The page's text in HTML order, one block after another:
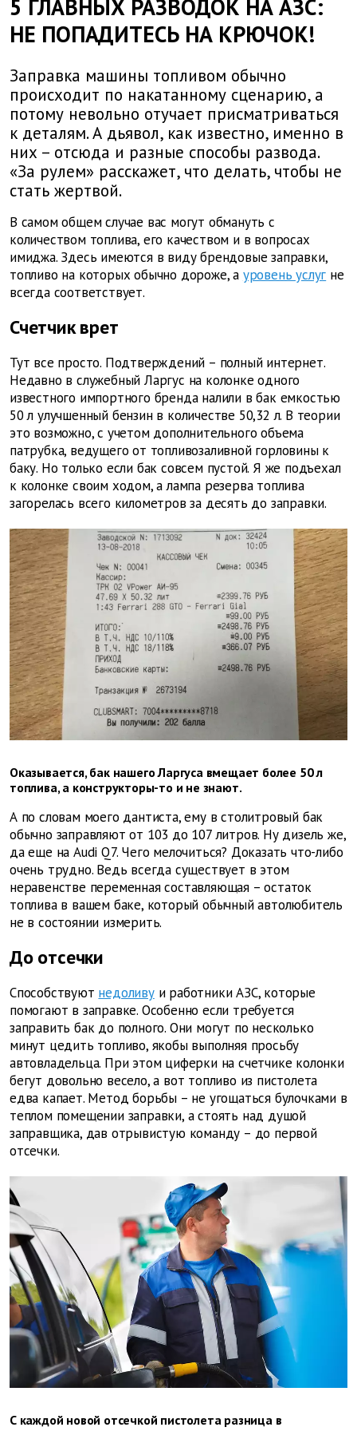
5 ГЛАВНЫХ РАЗВОДОК НА АЗС:
НЕ ПОПАДИТЕСЬ НА КРЮЧОК!
Заправка машины топливом обычно
происходит по накатанному сценарию, а
потому невольно отучает присматриваться
к деталям. А дьявол, как известно, именно в
них – отсюда и разные способы развода.
«За рулем» расскажет, что делать, чтобы не
стать жертвой.
В самом общем случае вас могут обмануть с
количеством топлива, его качеством и в вопросах
имиджа. Здесь имеются в виду брендовые заправки,
топливо на которых обычно дороже, а уровень услуг не
всегда соответствует.
Счетчик врет
Тут все просто. Подтверждений – полный интернет.
Недавно в служебный Ларгус на колонке одного
известного импортного бренда налили в бак емкостью
50 л улучшенный бензин в количестве 50,32 л. В теории
это возможно, с учетом дополнительного объема
патрубка, ведущего от топливозаливной горловины к
баку. Но только если бак совсем пустой. Я же подъехал
к колонке своим ходом, а лампа резерва топлива
загорелась всего километров за десять до заправки.
Оказывается, бак нашего Ларгуса вмещает более 50 л
топлива, а конструкторы-то и не знают.
А по словам моего дантиста, ему в столитровый бак
обычно заправляют от 103 до 107 литров. Ну дизель же,
да еще на Audi Q7. Чего мелочиться? Доказать что-либо
очень трудно. Ведь всегда существует в этом
неравенстве переменная составляющая – остаток
топлива в вашем баке, который обычный автолюбитель
не в состоянии измерить.
До отсечки
Способствуют недоливуи работники АЗС, которые
помогают в заправке. Особенно если требуется
заправить бак до полного. Они могут по несколько
минут цедить топливо, якобы выполняя просьбу
автовладельца. При этом циферки на счетчике колонки
бегут довольно весело, а вот топливо из пистолета
едва капает. Метод борьбы – не угощаться булочками в
теплом помещении заправки, а стоять над душой
заправщика, дав отрывистую команду – до первой
отсечки.
С каждой новой отсечкой пистолета разница в